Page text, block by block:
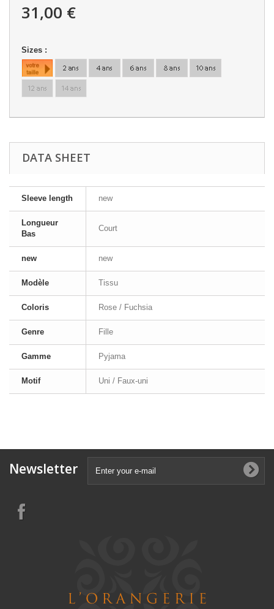
31,00 €
Sizes :
DATA SHEET
Sleeve length new
Longueur
Bas
Court
new new
Modèle Tissu
Coloris Rose / Fuchsia
Genre Fille
Gamme Pyjama
Motif Uni / Faux-uni
Newsletter